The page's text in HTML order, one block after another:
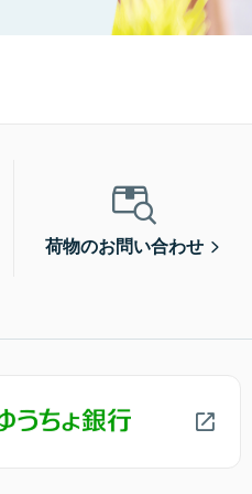
荷物のお問い合わせ